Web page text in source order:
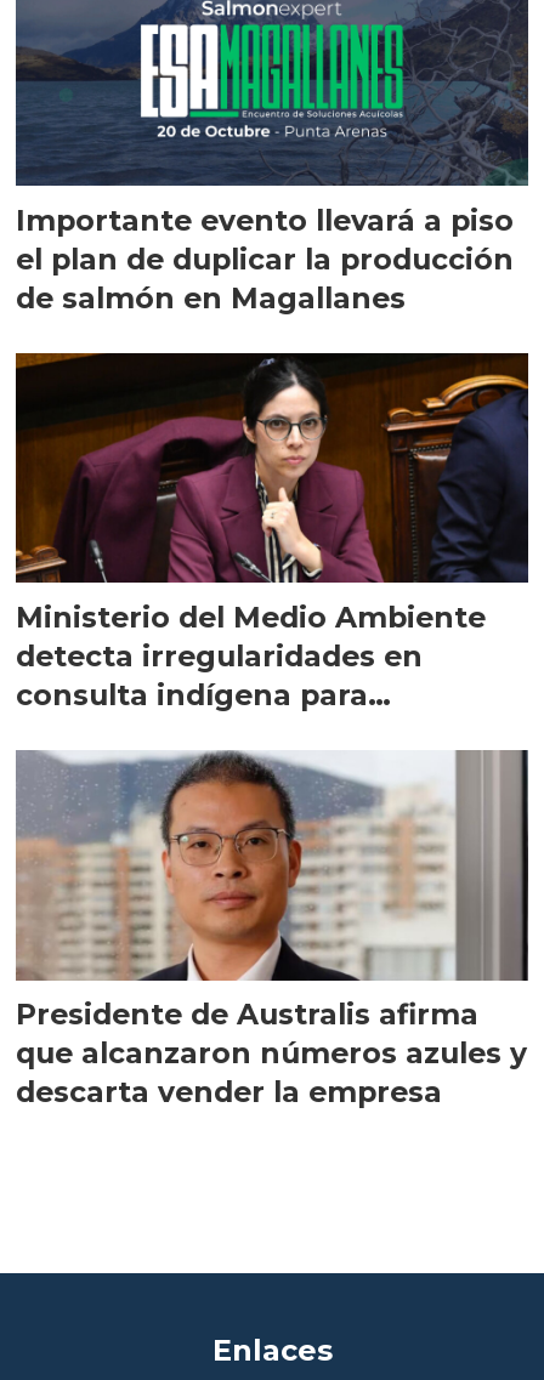
Importante evento llevará a piso
el plan de duplicar la producción
de salmón en Magallanes
Ministerio del Medio Ambiente
detecta irregularidades en
consulta indígena para
Presidente de Australis afirma
que alcanzaron números azules y
descarta vender la empresa
Enlaces